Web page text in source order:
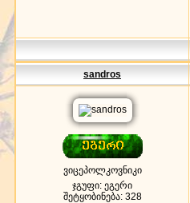
sandros
ვიცეპოლკოვნიკი
ჯგუფი: ეგერი
შეტყობინება: 328